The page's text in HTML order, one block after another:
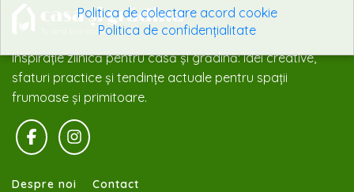
Inspirație zilnică pentru casă și grădină: idei creative,
sfaturi practice și tendințe actuale pentru spații
frumoase și primitoare.
Despre noi Contact
Politica de colectare acord cookie
Politica de confidențialitate